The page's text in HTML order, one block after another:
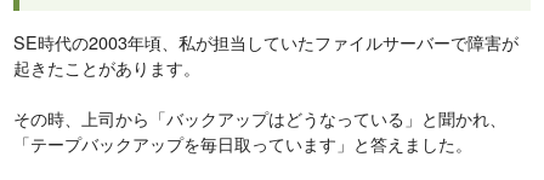
SE時代の2003年頃、私が担当していたファイルサーバーで障害が
起きたことがあります。
その時、上司から「バックアップはどうなっている」と聞かれ、
「テープバックアップを毎日取っています」と答えました。